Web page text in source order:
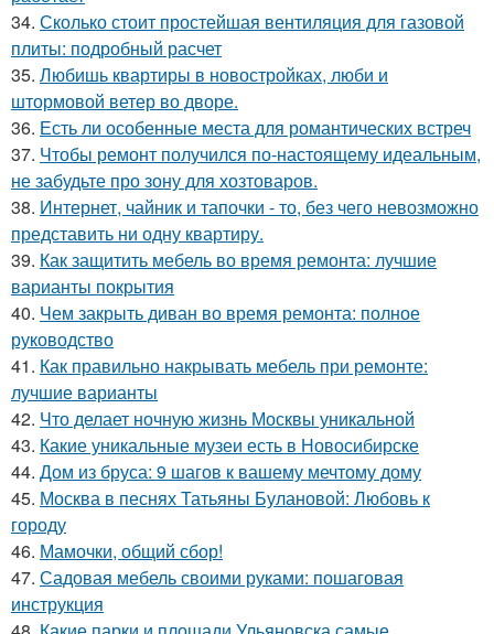
34. Сколько стоит простейшая вентиляция для газовой
плиты: подробный расчет
35. Любишь квартиры в новостройках, люби и
штормовой ветер во дворе.
36. Есть ли особенные места для романтических встреч
37. Чтобы ремонт получился по-настоящему идеальным,
не забудьте про зону для хозтоваров.
38. Интернет, чайник и тапочки - то, без чего невозможно
представить ни одну квартиру.
39. Как защитить мебель во время ремонта: лучшие
варианты покрытия
40. Чем закрыть диван во время ремонта: полное
руководство
41. Как правильно накрывать мебель при ремонте:
лучшие варианты
42. Что делает ночную жизнь Москвы уникальной
43. Какие уникальные музеи есть в Новосибирске
44. Дом из бруса: 9 шагов к вашему мечтому дому
45. Москва в песнях Татьяны Булановой: Любовь к
городу
46. Мамочки, общий сбор!
47. Садовая мебель своими руками: пошаговая
инструкция